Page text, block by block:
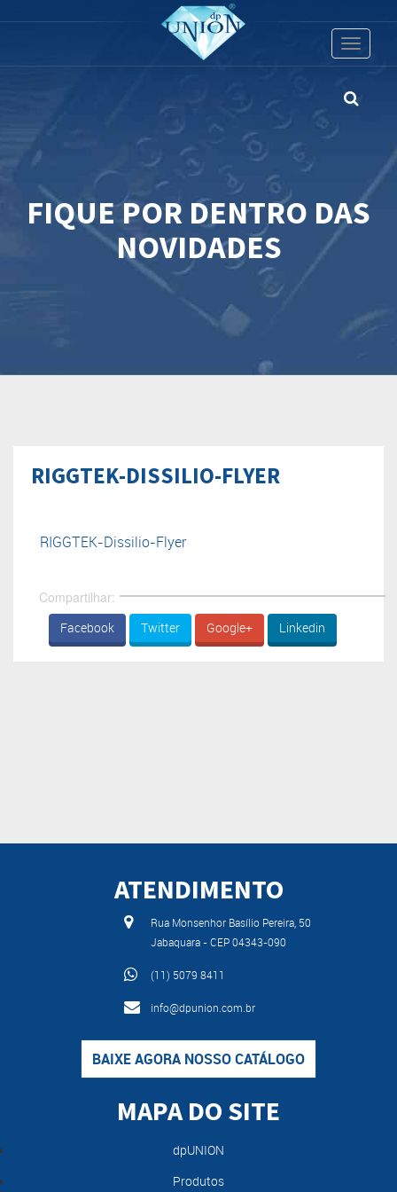
Toggle
FIQUE POR DENTRO DAS
NOVIDADES
RIGGTEK-DISSILIO-FLYER
RIGGTEK-Dissilio-Flyer
Compartilhar:
Facebook Twitter Google+ Linkedin
ATENDIMENTO
Rua Monsenhor Basílio Pereira, 50
Jabaquara - CEP 04343-090
(11) 5079 8411
info@dpunion.com.br
BAIXE AGORA NOSSO CATÁLOGO
MAPA DO SITE
dpUNION
Produtos